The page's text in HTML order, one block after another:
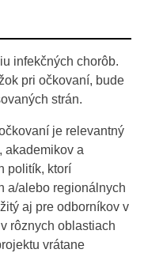
infekčných chorôb.
pri očkovaní, bude
strán.
je relevantný
akademikov a
politík, ktorí
a/alebo regionálnych
aj pre odborníkov v
rôznych oblastiach
vrátane